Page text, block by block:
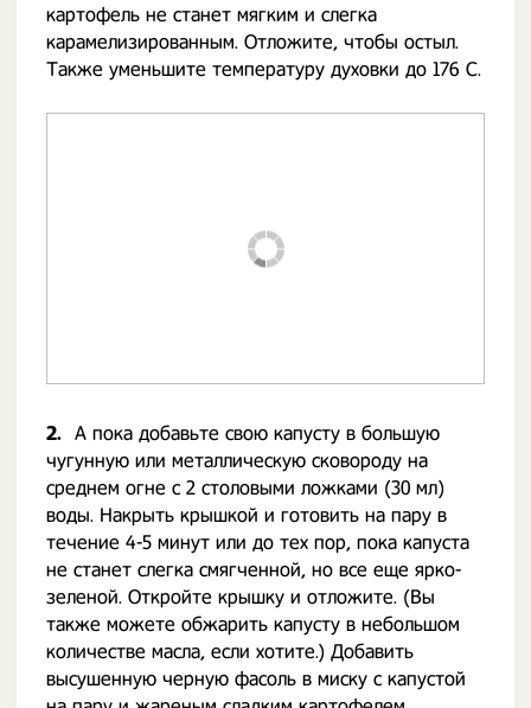
картофель не станет мягким и слегка
карамелизированным. Отложите, чтобы остыл.
Также уменьшите температуру духовки до 176 C.
2. А пока добавьте свою капусту в большую
чугунную или металлическую сковороду на
среднем огне с 2 столовыми ложками (30 мл)
воды. Накрыть крышкой и готовить на пару в
течение 4-5 минут или до тех пор, пока капуста
не станет слегка смягченной, но все еще ярко-
зеленой. Откройте крышку и отложите. (Вы
также можете обжарить капусту в небольшом
количестве масла, если хотите.) Добавить
высушенную черную фасоль в миску с капустой